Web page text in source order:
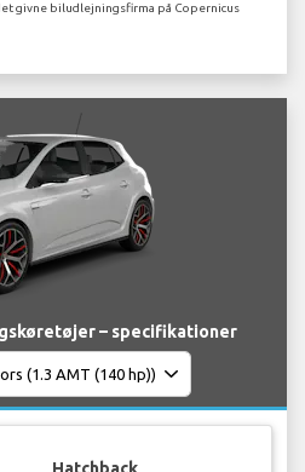
givne biludlejningsfirma på Copernicus
– specifikationer
Hatchback